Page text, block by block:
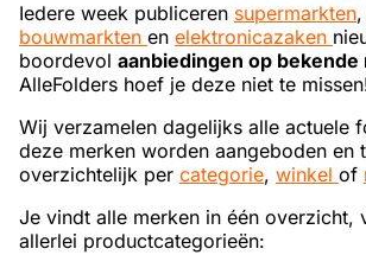
Iedere week publiceren supermarkten,
bouwmarkten en elektronicazaken
boordevol aanbiedingen op bekende
AlleFolders hoef je deze niet te
Wij verzamelen dagelijks alle actuele
deze merken worden aangeboden en
overzichtelijk per categorie, winkel of
Je vindt alle merken in één overzicht,
allerlei productcategorieën: